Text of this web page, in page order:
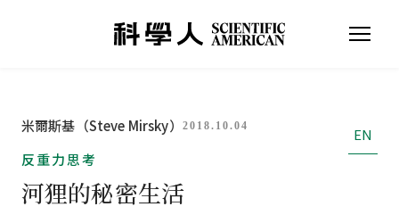
米爾斯基（Steve Mirsky） 2018.10.04
EN
反重力思考
河狸的秘密生活